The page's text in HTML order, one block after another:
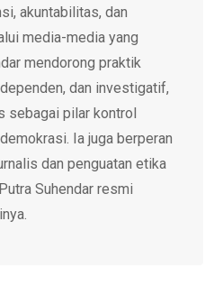
akuntabilitas, dan
media-media yang
mendorong praktik
dan investigatif,
sebagai pilar kontrol
Ia juga berperan
dan penguatan etika
Suhendar resmi